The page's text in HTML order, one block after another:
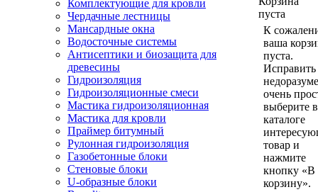
Комплектующие для кровли
Чердачные лестницы
Мансардные окна
Водосточные системы
Антисептики и биозащита для
древесины
Гидроизоляция
Гидроизоляционные смеси
Мастика гидроизоляционная
Мастика для кровли
Праймер битумный
Рулонная гидроизоляция
Газобетонные блоки
Стеновые блоки
U-образные блоки
пуста
К
ваша
пуста.
Исправить
очень
выберите в
каталоге
товар и
нажмите
кнопку «В
корзину».